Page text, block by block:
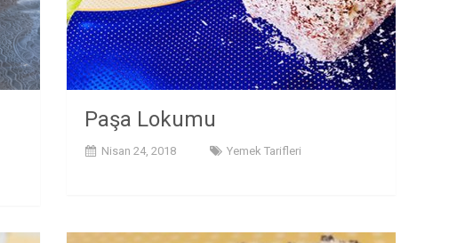
Paşa Lokumu
Nisan 24, 2018 Yemek Tarifleri